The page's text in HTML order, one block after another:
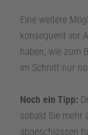
m
f
Eine weitere
konsequent vor
haben, wie zum
im Schnitt nur
Noch ein Tipp:
sobald Sie mehr
abgeschlossen